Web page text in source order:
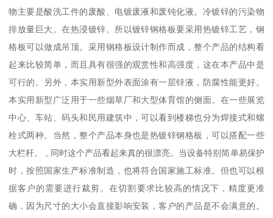
物主要是酸洗工件的废酸、电镀废液和废钝化液。冷镀锌的污染物
排放量巨大。在热浸镀锌。所以镀锌钢格板要采用热镀锌工艺，钢
格板可以做成吊顶。采用钢格板设计制作而成，整个产品的结构看
起来比较简单，而且具有很强的观赏性和高强度，这在本产品中是
可行的。另外，本实用新型外表面涂有一层锌液，防腐性能更好。
本实用新型广泛用于一些烟草厂和大型体育馆的侧面。在一些展览
中心、车站、码头和民用建筑中，可以看到楼梯也分为焊接式和螺
栓式两种。当然，整个产品本身也是热镀锌钢格板，可以搭配一些
大栏杆。 , 同时这个产品看起来真的很漂亮。当设备特别简单易保护
时，按照国家生产标准制造，也将符合国家施工标准。但也可以根
据客户的需要进行裁剪。在切割要求比较高的情况下，精度更准
确，因为尺寸的大小会直接影响安装，客户的产品是不会满意的。